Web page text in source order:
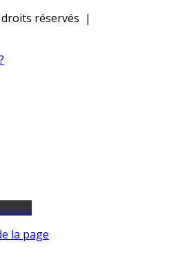
réservés |
la page